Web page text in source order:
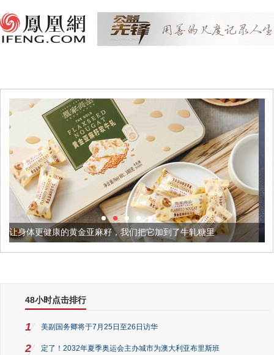
麻籽，我们把它加到了牛轧糖里 被列入佛家七宝的它到
48小时点击排行
1 美副国务卿将于7月25日至26日访华
2 定了！2032年夏季奥运会主办城市为澳大利亚布里斯班